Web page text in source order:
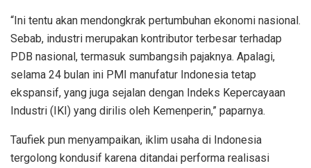
“Ini tentu akan mendongkrak pertumbuhan ekonomi nasional.
Sebab, industri merupakan kontributor terbesar terhadap
PDB nasional, termasuk sumbangsih pajaknya. Apalagi,
selama 24 bulan ini PMI manufatur Indonesia tetap
ekspansif, yang juga sejalan dengan Indeks Kepercayaan
Industri (IKI) yang dirilis oleh Kemenperin,” paparnya.
Taufiek pun menyampaikan, iklim usaha di Indonesia
tergolong kondusif karena ditandai performa realisasi